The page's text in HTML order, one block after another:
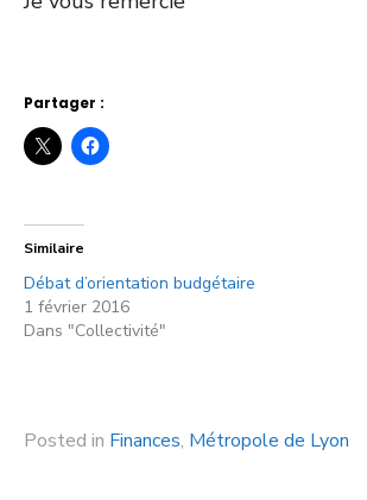
Partager :
Similaire
Débat d’orientation budgétaire
1 février 2016
Dans "Collectivité"
Posted in Finances, Métropole de Lyon